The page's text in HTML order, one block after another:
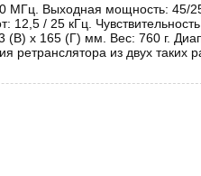
МГц. Выходная мощность: 45/
12,5 / 25 кГц.
x 165 (Г) мм. Вес: 760 г.
из двух таких